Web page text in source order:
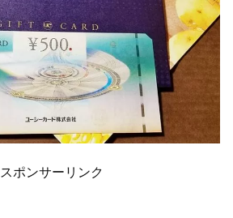
スポンサーリンク